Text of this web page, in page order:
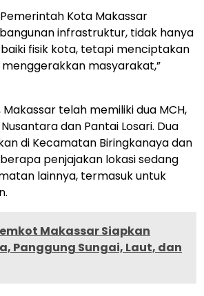
Pemerintah Kota Makassar
infrastruktur, tidak hanya
fisik kota, tetapi menciptakan
masyarakat,”
Makassar telah memiliki dua MCH,
dan Pantai Losari. Dua
di Kecamatan Biringkanaya dan
penjajakan lokasi sedang
lainnya, termasuk untuk
Makassar Siapkan
Panggung Sungai, Laut, dan